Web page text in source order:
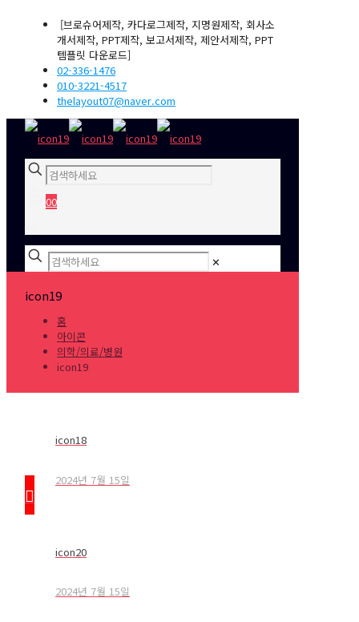
[브로슈어제작, 카다로그제작, 지명원제작, 회사소
개서제작, PPT제작, 보고서제작, 제안서제작, PPT
템플릿 다운로드]
02-336-1476
010-3221-4517
thelayout07@naver.com
00
✕
icon19
홈
아이콘
의학/의료/병원
icon19
icon18
2024년 7월 15일
icon20
2024년 7월 15일